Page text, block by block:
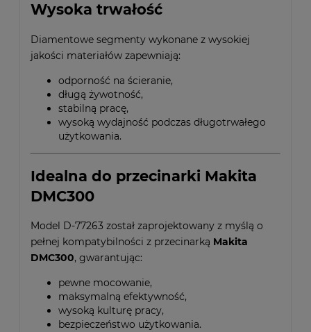
Wysoka trwałość
Diamentowe segmenty wykonane z wysokiej
jakości materiałów zapewniają:
odporność na ścieranie,
długą żywotność,
stabilną pracę,
wysoką wydajność podczas długotrwałego
użytkowania.
Idealna do przecinarki Makita
DMC300
Model D-77263 został zaprojektowany z myślą o
pełnej kompatybilności z przecinarką Makita
DMC300, gwarantując:
pewne mocowanie,
maksymalną efektywność,
wysoką kulturę pracy,
bezpieczeństwo użytkowania.